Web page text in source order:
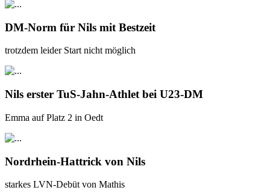
DM-Norm für Nils mit Bestzeit
trotzdem leider Start nicht möglich
Nils erster TuS-Jahn-Athlet bei U23-DM
Emma auf Platz 2 in Oedt
Nordrhein-Hattrick von Nils
starkes LVN-Debüt von Mathis